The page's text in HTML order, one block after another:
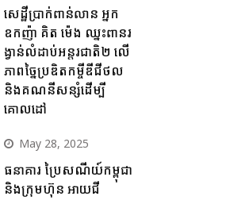
សេដ្ឋីប្រាក់ពាន់លាន អ្នក
ឧកញ៉ា គិត ម៉េង ឈ្នះពានរ
ង្វាន់លំដាប់អន្តរជាតិ២ លើ
ភាពច្នៃប្រឌិតកម្ចីឌីជីថល
និងគណនីសន្សំដើម្បី
គោលដៅ
May 28, 2025
ធនាគារ ប្រៃសណីយ៍កម្ពុជា
និងក្រុមហ៊ុន អាយជី